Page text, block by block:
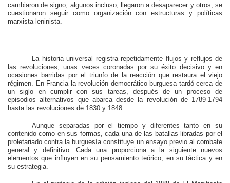
cambiaron de signo, algunos incluso, llegaron a desaparecer y otros, se
cuestionaron seguir como organización con estructuras y políticas
marxista-leninista.
La historia universal registra repetidamente flujos y reflujos de
las revoluciones, unas veces coronadas por su éxito decisivo y en
ocasiones barridas por el triunfo de la reacción que restaura el viejo
régimen. En Francia la revolución democrático burguesa tardó cerca de
un siglo en cumplir con sus tareas, después de un proceso de
episodios alternativos que abarca desde la revolución de 1789-1794
hasta las revoluciones de 1830 y 1848.
Aunque separadas por el tiempo y diferentes tanto en su
contenido como en sus formas, cada una de las batallas libradas por el
proletariado contra la burguesía constituye un ensayo previo al combate
general y definitivo. Cada una proporciona a la siguiente nuevos
elementos que influyen en su pensamiento teórico, en su táctica y en
su estrategia.